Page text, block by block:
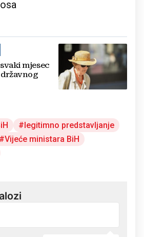
mjesec
državnog
legitimno predstavljanje
Vijeće ministara BiH